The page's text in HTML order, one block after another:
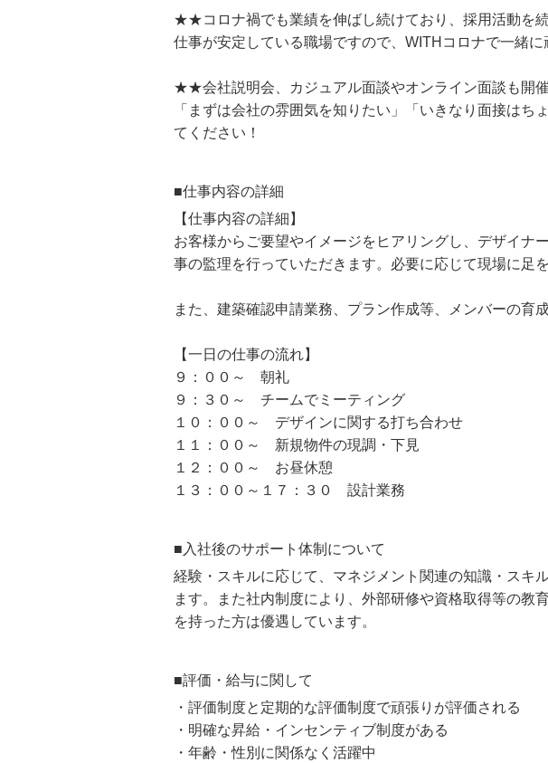
★★コロナ禍でも業績を伸ばし続けており、採用活動を続
仕事が安定している職場ですので、WITHコロナで一緒に
★★会社説明会、カジュアル面談やオンライン面談も開催
「まずは会社の雰囲気を知りたい」「いきなり面接は
てください！
■仕事内容の詳細
【仕事内容の詳細】
お客様からご要望やイメージをヒアリングし、デザイナ
事の監理を行っていただきます。必要に応じて現場に足
また、建築確認申請業務、プラン作成等、メンバーの育
【一日の仕事の流れ】
９：００～ 朝礼
９：３０～ チームでミーティング
１０：００～ デザインに関する打ち合わせ
１１：００～ 新規物件の現調・下見
１２：００～ お昼休憩
１３：００～１７：３０ 設計業務
■入社後のサポート体制について
経験・スキルに応じて、マネジメント関連の知識・スキ
ます。また社内制度により、外部研修や資格取得等の教
を持った方は優遇しています。
■評価・給与に関して
・評価制度と定期的な評価制度で頑張りが評価される
・明確な昇給・インセンティブ制度がある
・年齢・性別に関係なく活躍中